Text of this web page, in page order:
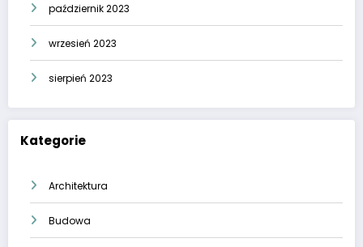
październik 2023
wrzesień 2023
sierpień 2023
Kategorie
Architektura
Budowa